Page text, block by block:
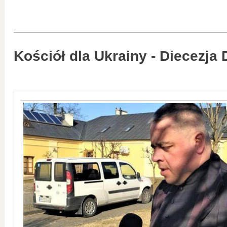
Kościół dla Ukrainy - Diecezja